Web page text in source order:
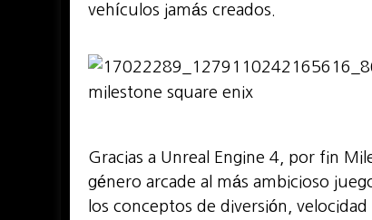
vehículos jamás creados.
Gracias a Unreal Engine 4, por fin
género arcade al más ambicioso
los conceptos de diversión,